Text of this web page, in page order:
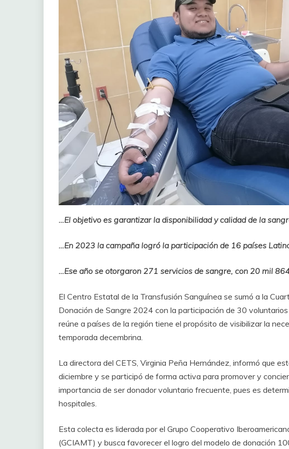
…El objetivo es garantizar la disponibilidad y calidad de la
…En 2023 la campaña logró la participación de 16 países
…Ese año se otorgaron 271 servicios de sangre, con 20 mil
El Centro Estatal de la Transfusión Sanguínea se sumó a la
Donación de Sangre 2024 con la participación de 30
reúne a países de la región tiene el propósito de visibilizar la
temporada decembrina.
La directora del CETS, Virginia Peña Hernández, informó que
diciembre y se participó de forma activa para promover y
importancia de ser donador voluntario frecuente, pues es
hospitales.
Esta colecta es liderada por el Grupo Cooperativo
(GCIAMT) y busca favorecer el logro del modelo de donación